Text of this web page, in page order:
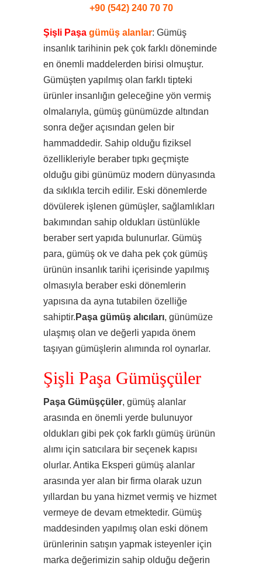
+90 (542) 240 70 70
Şişli Paşa gümüş alanlar: Gümüş
insanlık tarihinin pek çok farklı döneminde
en önemli maddelerden birisi olmuştur.
Gümüşten yapılmış olan farklı tipteki
ürünler insanlığın geleceğine yön vermiş
olmalarıyla, gümüş günümüzde altından
sonra değer açısından gelen bir
hammaddedir. Sahip olduğu fiziksel
özellikleriyle beraber tıpkı geçmişte
olduğu gibi günümüz modern dünyasında
da sıklıkla tercih edilir. Eski dönemlerde
dövülerek işlenen gümüşler, sağlamlıkları
bakımından sahip oldukları üstünlükle
beraber sert yapıda bulunurlar. Gümüş
para, gümüş ok ve daha pek çok gümüş
ürünün insanlık tarihi içerisinde yapılmış
olmasıyla beraber eski dönemlerin
yapısına da ayna tutabilen özelliğe
sahiptir. Paşa gümüş alıcıları, günümüze
ulaşmış olan ve değerli yapıda önem
taşıyan gümüşlerin alımında rol oynarlar.
Şişli Paşa Gümüşçüler
Paşa Gümüşçüler, gümüş alanlar
arasında en önemli yerde bulunuyor
oldukları gibi pek çok farklı gümüş ürünün
alımı için satıcılara bir seçenek kapısı
olurlar. Antika Eksperi gümüş alanlar
arasında yer alan bir firma olarak uzun
yıllardan bu yana hizmet vermiş ve hizmet
vermeye de devam etmektedir. Gümüş
maddesinden yapılmış olan eski dönem
ürünlerinin satışın yapmak isteyenler için
marka değerimizin sahip olduğu değerin